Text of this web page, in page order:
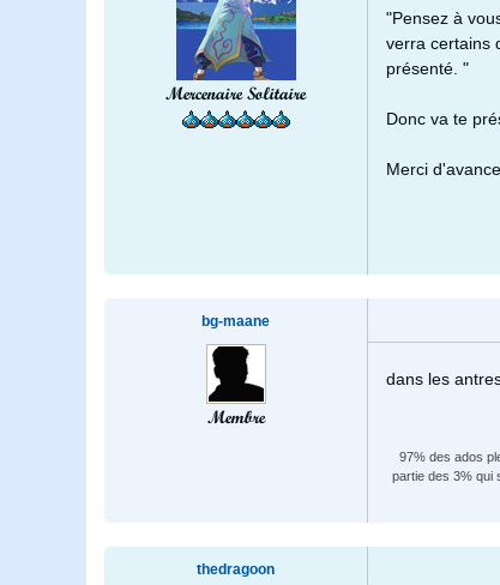
Mercenaire Solitaire
"Pensez à
verra certains
présenté. "
Donc va te
Merci d'avance
bg-maane
Membre
dans les
97% des ados
partie des 3% qui
thedragoon